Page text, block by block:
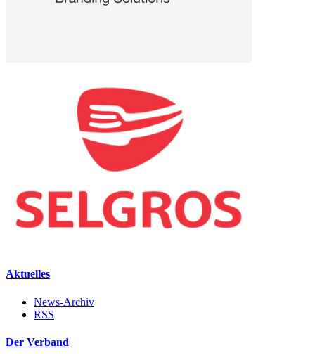
Aktuelles
News-Archiv
RSS
Der Verband